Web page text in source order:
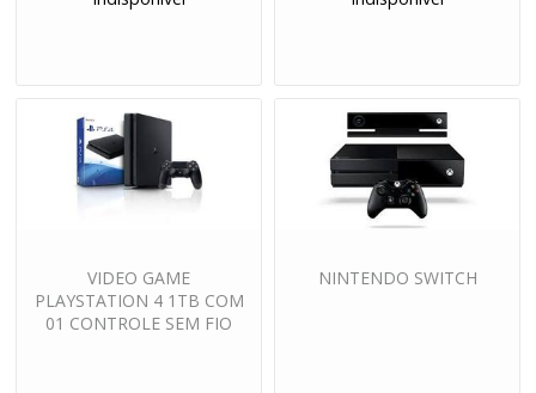
VIDEO GAME
PLAYSTATION 4 1TB COM
01 CONTROLE SEM FIO
NINTENDO SWITCH